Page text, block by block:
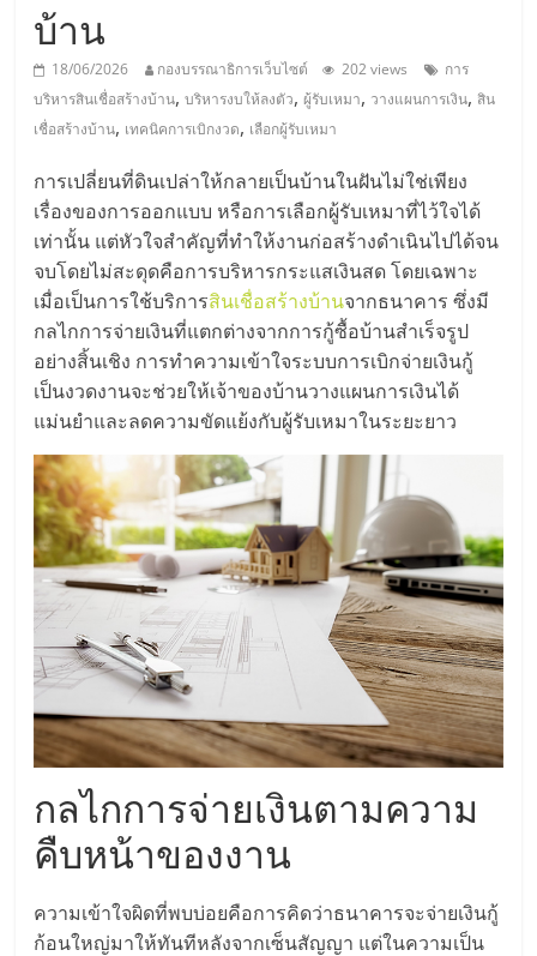
เอ
ส
เอ็
มอี
ไทย,
SMEs,
แฟ
รน
ไชส์,
ที่
ปรึกษา
แฟ
รน
ไชส์,
รวม
บ้าน
18/06/2026 กองบรรณาธิการเว็บไซต์ 202 views
การ
บริหารสินเชื่อสร้างบ้าน,บริหารงบให้ลงตัว,ผู้รับเหมา, วางแผนการเงิน,สิน
เชื่อสร้างบ้าน, เทคนิคการเบิกงวด, เลือกผู้รับเหมา
การเปลี่ยนที่ดินเปล่าให้กลายเป็นบ้านในฝันไม่ใช่เพียง
เรื่องของการออกแบบ หรือการเลือกผู้รับเหมาที่ไว้ใจได้
เท่านั้น แต่หัวใจสำคัญที่ทำให้งานก่อสร้างดำเนินไปได้จน
จบโดยไม่สะดุดคือการบริหารกระแสเงินสด โดยเฉพาะ
เมื่อเป็นการใช้บริการสินเชื่อสร้างบ้านจากธนาคาร ซึ่งมี
กลไกการจ่ายเงินที่แตกต่างจากการกู้ซื้อบ้านสำเร็จรูป
อย่างสิ้นเชิง การทำความเข้าใจระบบการเบิกจ่ายเงินกู้
เป็นงวดงานจะช่วยให้เจ้าของบ้านวางแผนการเงินได้
แม่นยำและลดความขัดแย้งกับผู้รับเหมาในระยะยาว
กลไกการจ่ายเงินตามความ
คืบหน้าของงาน
ความเข้าใจผิดที่พบบ่อยคือการคิดว่าธนาคารจะจ่ายเงินกู้
ก้อนใหญ่มาให้ทันทีหลังจากเซ็นสัญญา แต่ในความเป็น